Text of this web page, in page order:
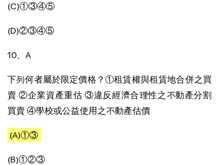
(C)①③④⑤
(D)②③④⑤
10、A
下列何者屬於限定價格？①租賃權與租賃地合併之買
賣 ②企業資產重估 ③違反經濟合理性之不動產分割
買賣 ④學校或公益使用之不動產估價
(A)①③
(B)①②③